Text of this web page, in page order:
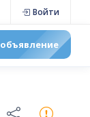
Войти
объявление